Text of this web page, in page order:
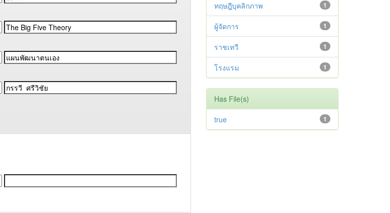
1
ทฤษฎีบุคลิกภาพ
1
ผู้จัดการ
1
ราชเทวี
1
โรงแรม
Has File(s)
1
true